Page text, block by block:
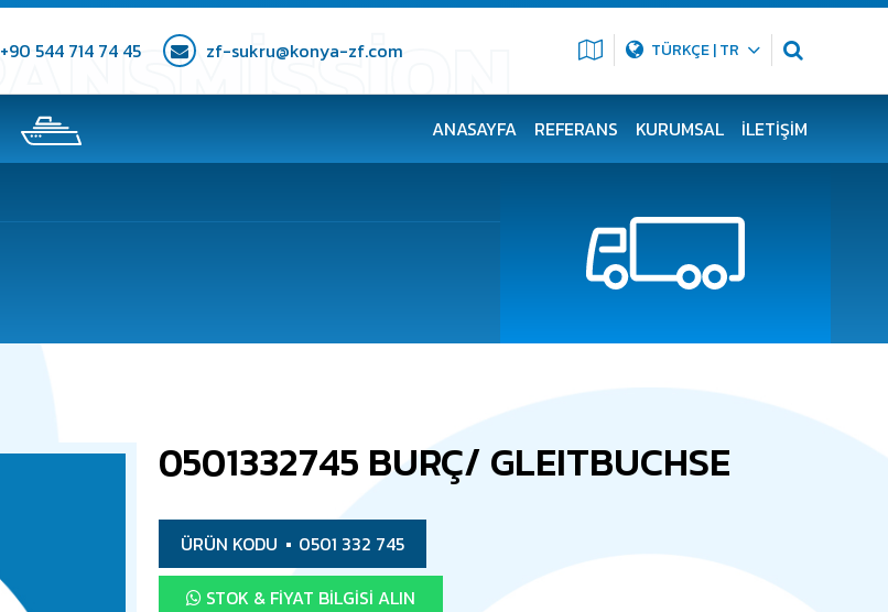
+90 544 714 74 45 zf-sukru@konya-zf.com TÜRKÇE | TR
ANASAYFA REFERANS KURUMSAL İLETIŞIM
0501332745 BURÇ/ GLEITBUCHSE
ÜRÜN KODU 0501 332 745
STOK & FIYAT BILGISI ALIN